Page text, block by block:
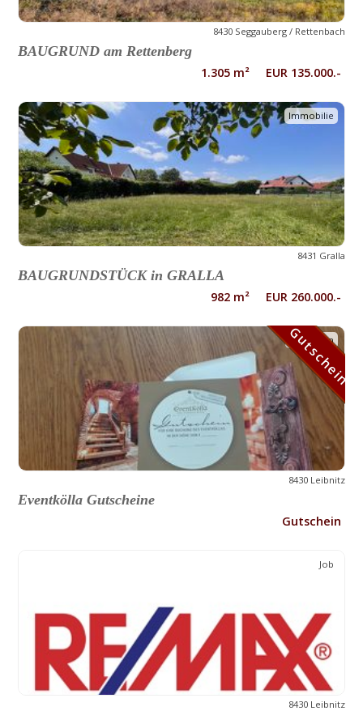
8430 Seggauberg / Rettenbach
BAUGRUND am Rettenberg
1.305 m² EUR 135.000.-
Immobilie
8431 Gralla
BAUGRUNDSTÜCK in GRALLA
982 m² EUR 260.000.-
Gutschein
8430 Leibnitz
Eventkölla Gutscheine
Gutschein
Gutschein
Job
8430 Leibnitz